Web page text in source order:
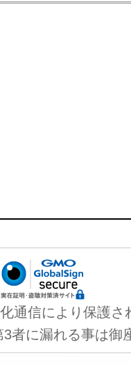
通信により保護さ
者に漏れる事は御